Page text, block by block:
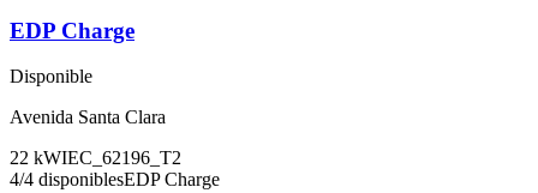
EDP Charge
Disponible
Avenida Santa Clara
22 kWIEC_62196_T2
4/4 disponiblesEDP Charge